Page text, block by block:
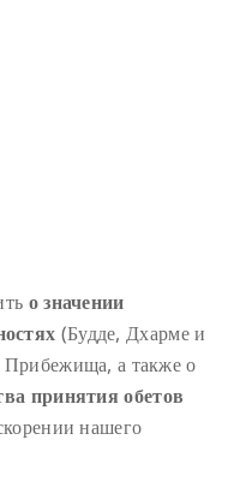
о значении
(Будде, Дхарме и
а также о
принятия обетов
нашего